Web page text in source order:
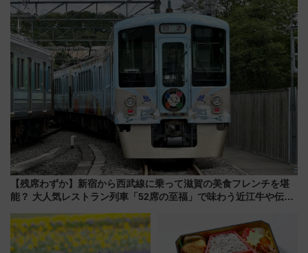
ツ路線まとめ（8/10まで）
【残席わずか】新宿から西武線に乗って滋賀の美食フレンチを堪
能？ 大人気レストラン列車「52席の至福」で味わう近江牛や伝統